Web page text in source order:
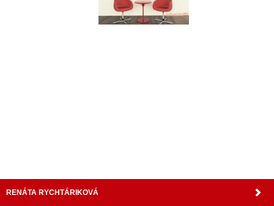
RENÁTA RYCHTÁRIKOVÁ